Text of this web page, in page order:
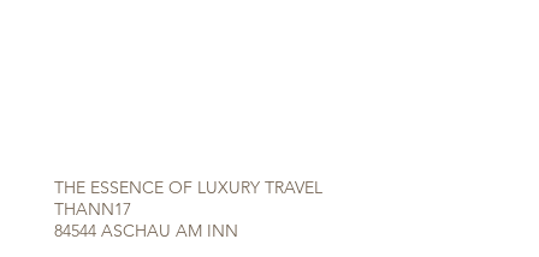
THE ESSENCE OF LUXURY TRAVEL
THANN17
84544 ASCHAU AM INN